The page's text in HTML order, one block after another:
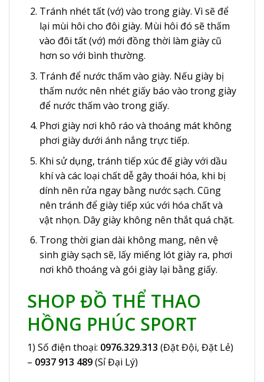
Tránh nhét tất (vớ) vào trong giày. Vì sẽ để
lại mùi hôi cho đôi giày. Mùi hôi đó sẽ thấm
vào đôi tất (vớ) mới đồng thời làm giày cũ
hơn so với bình thường.
Tránh để nước thấm vào giày. Nếu giày bị
thấm nước nên nhét giấy báo vào trong giày
để nước thấm vào trong giấy.
Phơi giày nơi khô ráo và thoáng mát không
phơi giày dưới ánh nắng trực tiếp.
Khi sử dụng, tránh tiếp xúc đế giày với dầu
khí và các loại chất dễ gây thoái hóa, khi bị
dính nên rửa ngay bằng nước sạch. Cũng
nên tránh để giày tiếp xúc với hóa chất và
vật nhọn. Dây giày không nên thắt quá chặt.
Trong thời gian dài không mang, nên vệ
sinh giày sạch sẽ, lấy miếng lót giày ra, phơi
nơi khô thoáng và gói giày lại bằng giấy.
SHOP ĐỒ THỂ THAO
HỒNG PHÚC SPORT
1) Số điện thoại: 0976.329.313 (Đặt Đội, Đặt Lẻ)
– 0937 913 489(Sỉ Đại Lý)